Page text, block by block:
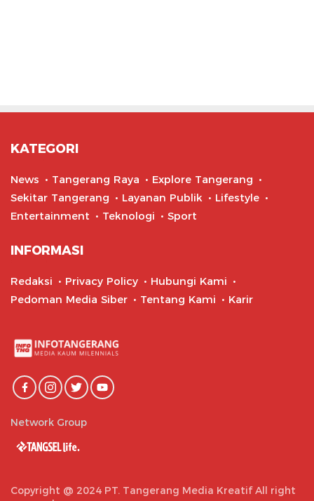
KATEGORI
News Tangerang Raya
Explore Tangerang
Sekitar Tangerang
Layanan Publik
Lifestyle
Entertainment
Teknologi Sport
INFORMASI
Redaksi Privacy Policy
Hubungi Kami
Pedoman Media Siber
Tentang Kami Karir
Network Group
Copyright @ 2024 PT. Tangerang Media Kreatif All right